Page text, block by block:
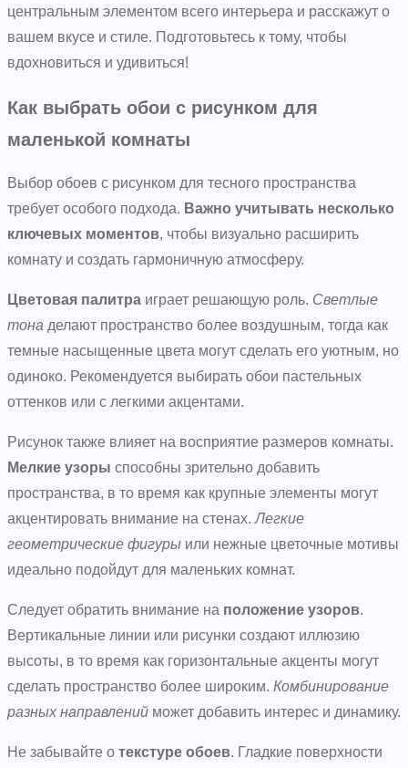
центральным элементом всего интерьера и расскажут о
вашем вкусе и стиле. Подготовьтесь к тому, чтобы
вдохновиться и удивиться!
Как выбрать обои с рисунком для
маленькой комнаты
Выбор обоев с рисунком для тесного пространства
требует особого подхода. Важно учитывать несколько
ключевых моментов, чтобы визуально расширить
комнату и создать гармоничную атмосферу.
Цветовая палитра играет решающую роль. Светлые
тона делают пространство более воздушным, тогда как
темные насыщенные цвета могут сделать его уютным, но
одиноко. Рекомендуется выбирать обои пастельных
оттенков или с легкими акцентами.
Рисунок также влияет на восприятие размеров комнаты.
Мелкие узоры способны зрительно добавить
пространства, в то время как крупные элементы могут
акцентировать внимание на стенах. Легкие
геометрические фигуры или нежные цветочные мотивы
идеально подойдут для маленьких комнат.
Следует обратить внимание на положение узоров.
Вертикальные линии или рисунки создают иллюзию
высоты, в то время как горизонтальные акценты могут
сделать пространство более широким. Комбинирование
разных направлений может добавить интерес и динамику.
Не забывайте о текстуре обоев. Гладкие поверхности